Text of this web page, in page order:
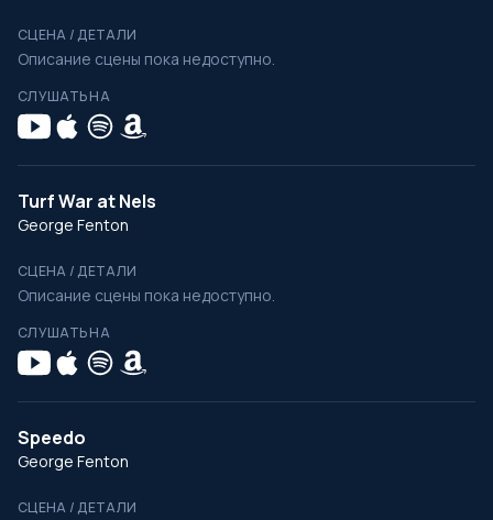
СЦЕНА / ДЕТАЛИ
Описание сцены пока недоступно.
СЛУШАТЬ НА
Turf War at Nels
George Fenton
СЦЕНА / ДЕТАЛИ
Описание сцены пока недоступно.
СЛУШАТЬ НА
Speedo
George Fenton
СЦЕНА / ДЕТАЛИ